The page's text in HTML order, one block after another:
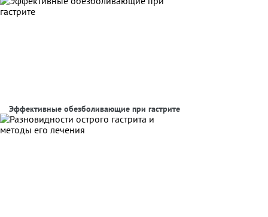
Эффективные обезболивающие при гастрите